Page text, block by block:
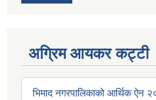
अग्रिम आयकर कट्टी
भिमाद नगरपालिकाको आर्थिक ऐन